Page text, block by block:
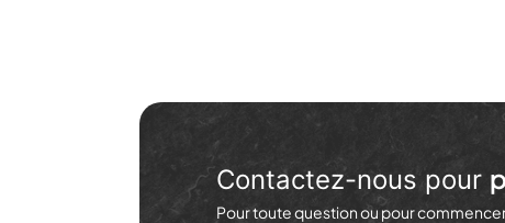
Contactez-nous pour
Pour toute question ou pour